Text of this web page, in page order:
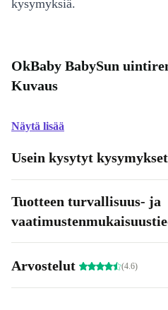
kysymyksiä.
OkBaby BabySun
Kuvaus
Näytä lisää
Usein kysytyt kysymykset
Tuotteen turvallisuus- ja
Arvostelut (4.6)